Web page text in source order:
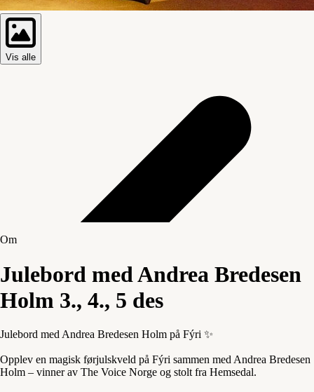
Vis alle
Om
Julebord med Andrea Bredesen
Holm 3., 4., 5 des
Julebord med Andrea Bredesen Holm på Fýri ✨
Opplev en magisk førjulskveld på Fýri sammen med Andrea Bredesen
Holm – vinner av The Voice Norge og stolt fra Hemsedal.